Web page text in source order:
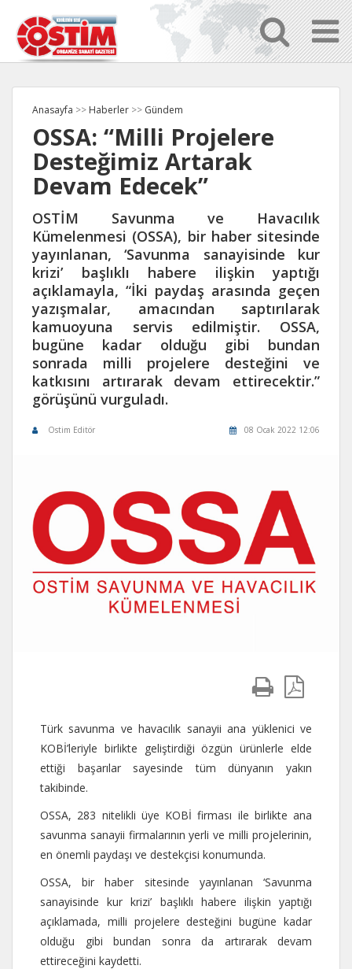
Anasayfa >> Haberler >> Gündem
OSSA: “Milli Projelere
Desteğimiz Artarak
Devam Edecek”
OSTİM Savunma ve Havacılık
Kümelenmesi (OSSA), bir haber sitesinde
yayınlanan, ‘Savunma sanayisinde kur
krizi’ başlıklı habere ilişkin yaptığı
açıklamayla, “İki paydaş arasında geçen
yazışmalar, amacından saptırılarak
kamuoyuna servis edilmiştir. OSSA,
bugüne kadar olduğu gibi bundan
sonrada milli projelere desteğini ve
katkısını artırarak devam ettirecektir.”
görüşünü vurguladı.
Ostim Editör 08 Ocak 2022 12:06
Türk savunma ve havacılık sanayii ana yüklenici ve
KOBİ’leriyle birlikte geliştirdiği özgün ürünlerle elde
ettiği başarılar sayesinde tüm dünyanın yakın
takibinde.
OSSA, 283 nitelikli üye KOBİ firması ile birlikte ana
savunma sanayii firmalarının yerli ve milli projelerinin,
en önemli paydaşı ve destekçisi konumunda.
OSSA, bir haber sitesinde yayınlanan ‘Savunma
sanayisinde kur krizi’ başlıklı habere ilişkin yaptığı
açıklamada, milli projelere desteğini bugüne kadar
olduğu gibi bundan sonra da artırarak devam
ettireceğini kaydetti.